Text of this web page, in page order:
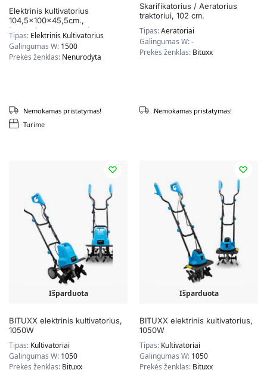
Elektrinis kultivatorius
104,5x100x45,5cm.,
juodos/raudonos spalvos
Tipas: Elektrinis Kultivatorius
Galingumas W: 1500
Prekės ženklas: Nenurodyta
Turime
Nemokamas pristatymas!
Skarifikatorius / Aeratorius
traktoriui, 102 cm.
Tipas:Aeratoriai
Galingumas W:-
Prekės ženklas: Bituxx
Nemokamas pristatymas!
Išparduota
BITUXX elektrinis kultivatorius,
1050W
Tipas: Kultivatoriai
Galingumas W: 1050
Prekės ženklas: Bituxx
Išparduota
BITUXX elektrinis kultivatorius,
1050W
Tipas: Kultivatoriai
Galingumas W: 1050
Prekės ženklas: Bituxx